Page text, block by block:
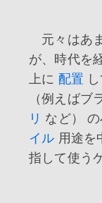
元々はあ
が、時代を
上に 配置
（例えばブ
リ など）
イル 用途を
指して使う